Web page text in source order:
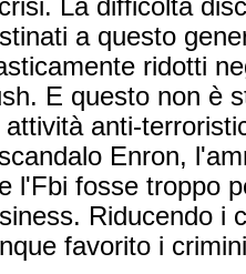
La difficoltà
a questo
ridotti
E questo non è
attività anti-
Enron,
l'Fbi fosse troppo
Riducendo i
favorito i